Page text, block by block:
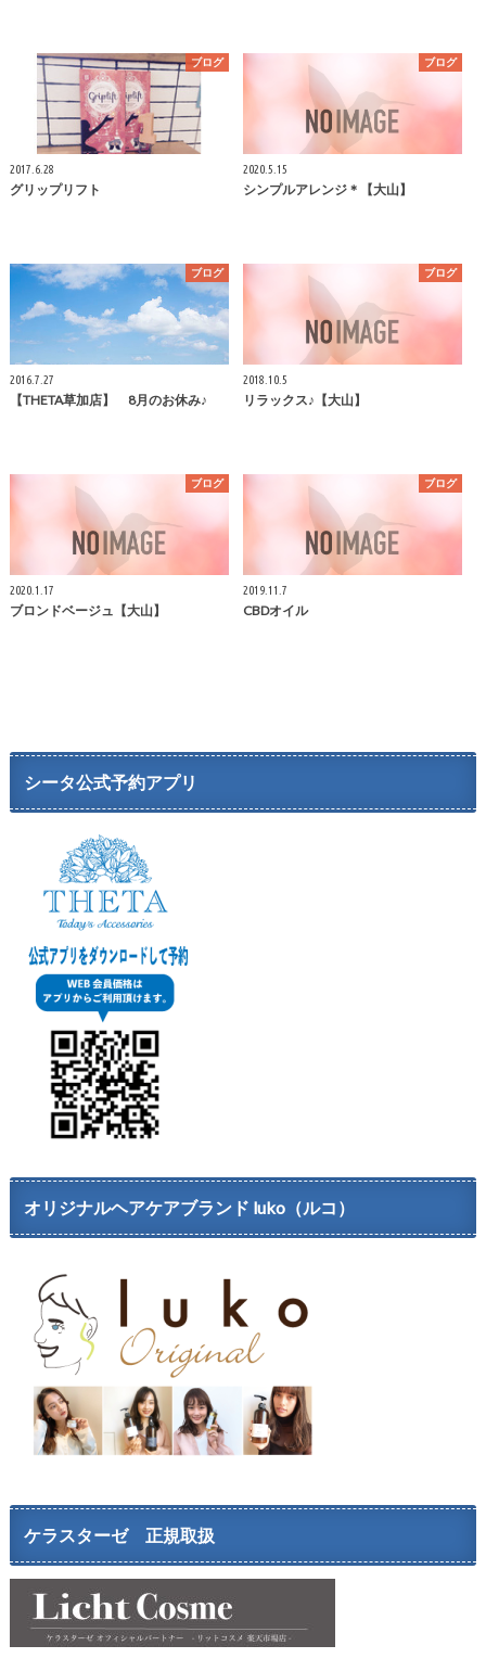
ブログ
2017.6.28
グリップリフト
ブログ
2020.5.15
シンプルアレンジ＊【大山】
ブログ
2016.7.27
【THETA草加店】 8月のお休み♪
ブログ
2018.10.5
リラックス♪【大山】
ブログ
2020.1.17
ブロンドベージュ【大山】
ブログ
2019.11.7
CBDオイル
シータ公式予約アプリ
オリジナルヘアケアブランド luko（ルコ）
ケラスターゼ 正規取扱